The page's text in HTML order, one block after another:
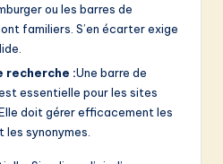
ou les barres de
familiers. S’en écarter exige
recherche :Une barre de
essentielle pour les sites
doit gérer efficacement les
synonymes.